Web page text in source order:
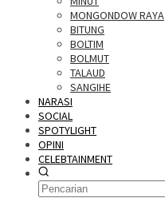
MONGONDOW RAYA
BITUNG
BOLTIM
BOLMUT
TALAUD
SANGIHE
NARASI
SOCIAL
SPOTYLIGHT
OPINI
CELEBTAINMENT